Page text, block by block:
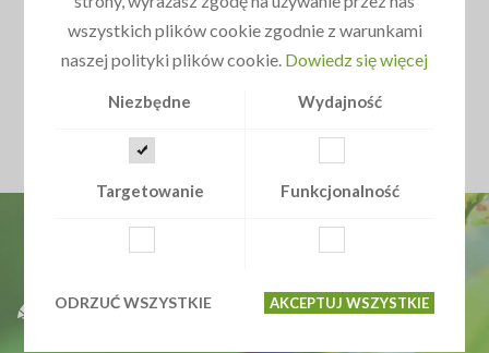
wszystkich plików cookie zgodnie z warunkami
naszej polityki plików cookie. Dowiedz się więcej
Niezbędne Wydajność
Targetowanie Funkcjonalność
ODRZUĆ WSZYSTKIE AKCEPTUJ WSZYSTKIE